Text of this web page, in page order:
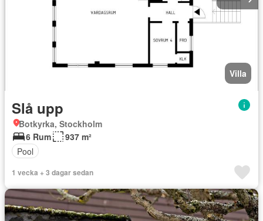
Villa
Slå upp
Botkyrka, Stockholm
6 Rum
937 m²
Pool
1 vecka + 3 dagar sedan